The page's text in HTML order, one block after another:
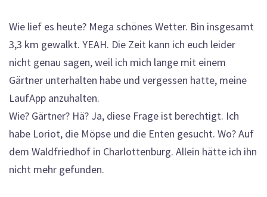
Wie lief es heute? Mega schönes Wetter. Bin insgesamt
3,3 km gewalkt. YEAH. Die Zeit kann ich euch leider
nicht genau sagen, weil ich mich lange mit einem
Gärtner unterhalten habe und vergessen hatte, meine
LaufApp anzuhalten.
Wie? Gärtner? Hä? Ja, diese Frage ist berechtigt. Ich
habe Loriot, die Möpse und die Enten gesucht. Wo? Auf
dem Waldfriedhof in Charlottenburg. Allein hätte ich ihn
nicht mehr gefunden.